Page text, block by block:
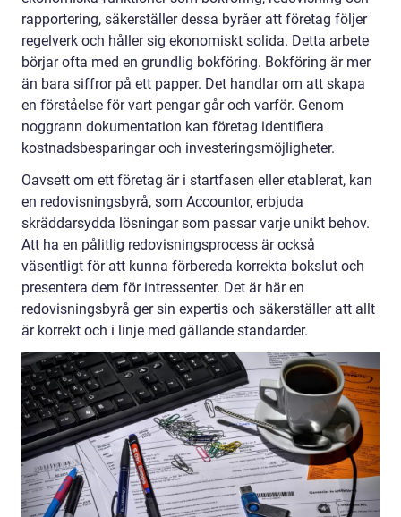
rapportering, säkerställer dessa byråer att företag följer
regelverk och håller sig ekonomiskt solida. Detta arbete
börjar ofta med en grundlig bokföring. Bokföring är mer
än bara siffror på ett papper. Det handlar om att skapa
en förståelse för vart pengar går och varför. Genom
noggrann dokumentation kan företag identifiera
kostnadsbesparingar och investeringsmöjligheter.
Oavsett om ett företag är i startfasen eller etablerat, kan
en redovisningsbyrå, som Accountor, erbjuda
skräddarsydda lösningar som passar varje unikt behov.
Att ha en pålitlig redovisningsprocess är också
väsentligt för att kunna förbereda korrekta bokslut och
presentera dem för intressenter. Det är här en
redovisningsbyrå ger sin expertis och säkerställer att allt
är korrekt och i linje med gällande standarder.